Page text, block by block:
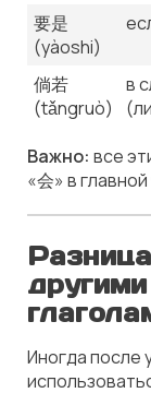
要是
(yàoshi)
倘若
(tǎngruò)
в
Важно: все
«会» в
Иногда после